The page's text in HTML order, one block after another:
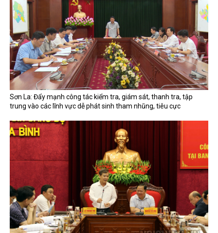
Sơn La: Đẩy mạnh công tác kiểm tra, giám sát, thanh tra, tập
trung vào các lĩnh vực dễ phát sinh tham nhũng, tiêu cực